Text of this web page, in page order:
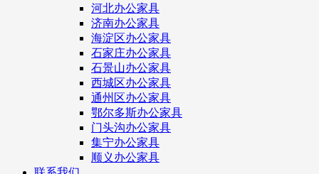
河北办公家具
济南办公家具
海淀区办公家具
石家庄办公家具
石景山办公家具
西城区办公家具
通州区办公家具
鄂尔多斯办公家具
门头沟办公家具
集宁办公家具
顺义办公家具